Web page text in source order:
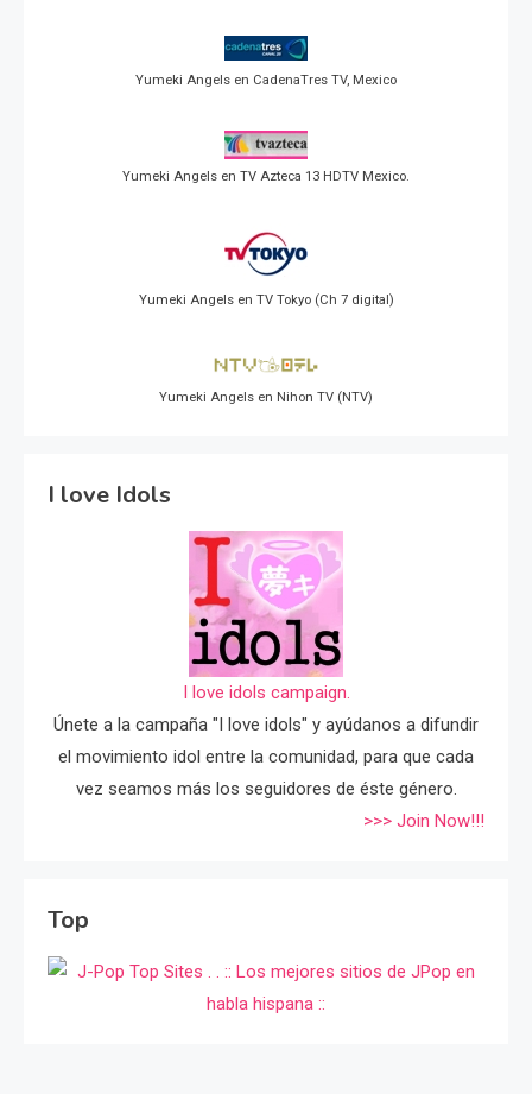
Yumeki Angels en CadenaTres TV, Mexico
Yumeki Angels en TV Azteca 13 HDTV Mexico.
Yumeki Angels en TV Tokyo (Ch 7 digital)
Yumeki Angels en Nihon TV (NTV)
I love Idols
I love idols campaign.
Únete a la campaña "I love idols" y ayúdanos a difundir
el movimiento idol entre la comunidad, para que cada
vez seamos más los seguidores de éste género.
>>> Join Now!!!
Top